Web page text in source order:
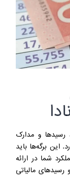
رسیدها و مدارک
این برگه‌ها باید
شما در ارائه
مالیاتی